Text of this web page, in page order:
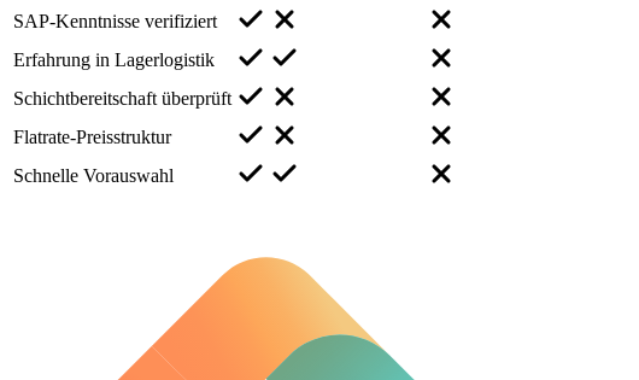
SAP-Kenntnisse verifiziert
Erfahrung in Lagerlogistik
Schichtbereitschaft überprüft
Flatrate-Preisstruktur
Schnelle Vorauswahl